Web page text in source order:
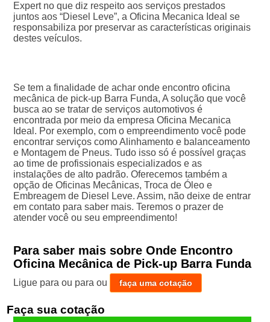
Expert no que diz respeito aos serviços prestados
juntos aos “Diesel Leve”, a Oficina Mecanica Ideal se
responsabiliza por preservar as características originais
destes veículos.
Se tem a finalidade de achar onde encontro oficina
mecânica de pick-up Barra Funda, A solução que você
busca ao se tratar de serviços automotivos é
encontrada por meio da empresa Oficina Mecanica
Ideal. Por exemplo, com o empreendimento você pode
encontrar serviços como Alinhamento e balanceamento
e Montagem de Pneus. Tudo isso só é possível graças
ao time de profissionais especializados e as
instalações de alto padrão. Oferecemos também a
opção de Oficinas Mecânicas, Troca de Óleo e
Embreagem de Diesel Leve. Assim, não deixe de entrar
em contato para saber mais. Teremos o prazer de
atender você ou seu empreendimento!
Para saber mais sobre Onde Encontro
Oficina Mecânica de Pick-up Barra Funda
Ligue para ou para ou faça uma cotação
Faça sua cotação